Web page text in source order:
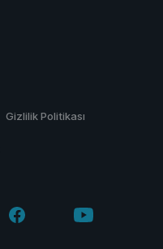
Gizlilik Politikası